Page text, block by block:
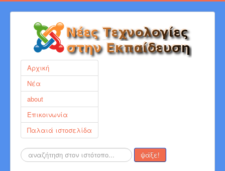
Αρχική
Νέα
about
Επικοινωνία
Παλαιά ιστοσελίδα
Αναζήτηση... ψάξε!